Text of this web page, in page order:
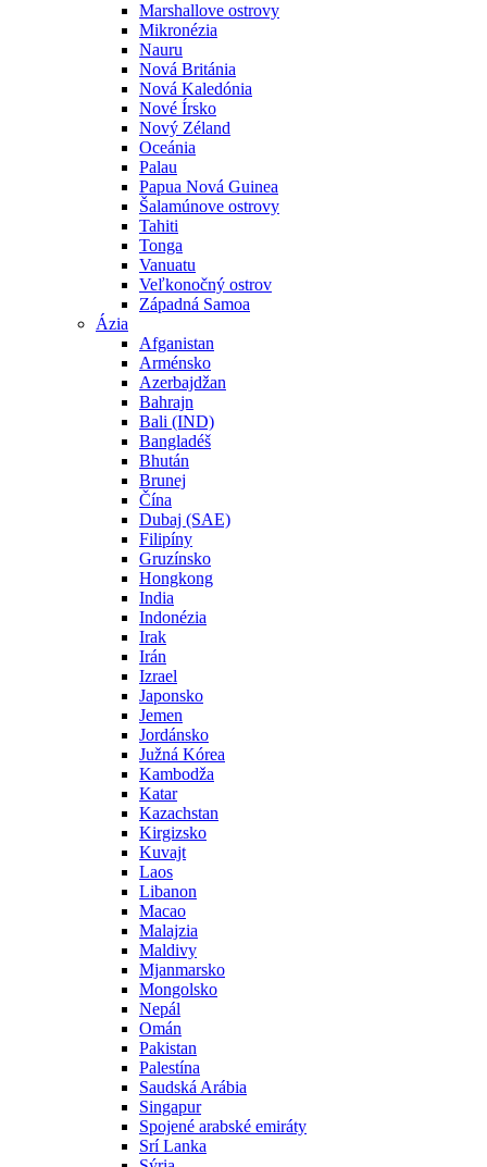
Marshallove ostrovy
Mikronézia
Nauru
Nová Británia
Nová Kaledónia
Nové Írsko
Nový Zéland
Oceánia
Palau
Papua Nová Guinea
Šalamúnove ostrovy
Tahiti
Tonga
Vanuatu
Veľkonočný ostrov
Západná Samoa
Ázia
Afganistan
Arménsko
Azerbajdžan
Bahrajn
Bali (IND)
Bangladéš
Bhután
Brunej
Čína
Dubaj (SAE)
Filipíny
Gruzínsko
Hongkong
India
Indonézia
Irak
Irán
Izrael
Japonsko
Jemen
Jordánsko
Južná Kórea
Kambodža
Katar
Kazachstan
Kirgizsko
Kuvajt
Laos
Libanon
Macao
Malajzia
Maldivy
Mjanmarsko
Mongolsko
Nepál
Omán
Pakistan
Palestína
Saudská Arábia
Singapur
Spojené arabské emiráty
Srí Lanka